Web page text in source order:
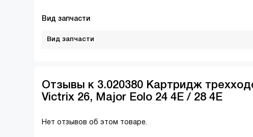
Вид запчасти
Вид запчасти
Отзывы к 3.020380 Картридж
Victrix 26, Major Eolo 24 4E / 28 4E
Нет отзывов об этом товаре.